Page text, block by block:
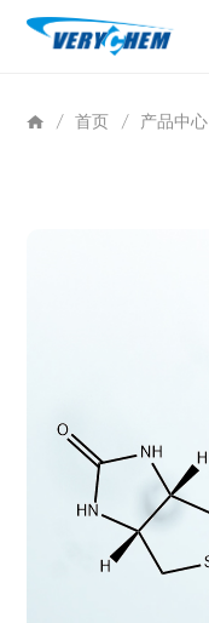
/ 首页 / 产品中心